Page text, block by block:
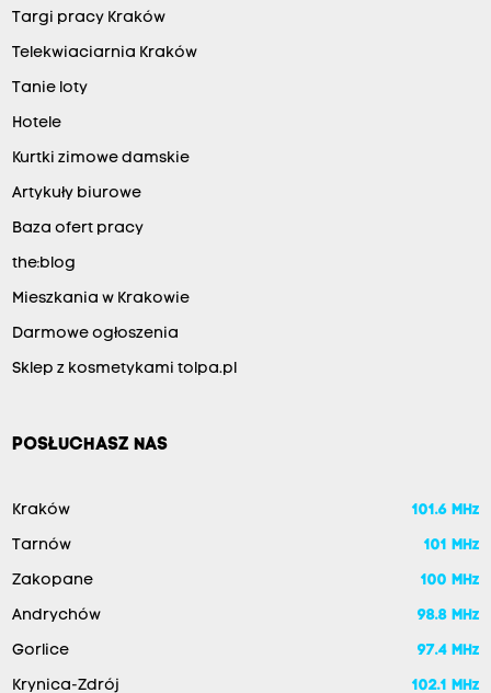
Targi pracy Kraków
Telekwiaciarnia Kraków
Tanie loty
Hotele
Kurtki zimowe damskie
Artykuły biurowe
Baza ofert pracy
the:blog
Mieszkania w Krakowie
Darmowe ogłoszenia
Sklep z kosmetykami tolpa.pl
POSŁUCHASZ NAS
Kraków 101.6 MHz
Tarnów 101 MHz
Zakopane 100 MHz
Andrychów 98.8 MHz
Gorlice 97.4 MHz
Krynica-Zdrój 102.1 MHz